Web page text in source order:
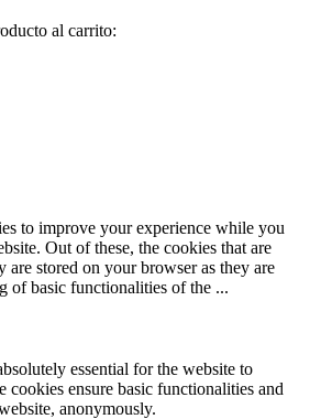
al carrito:
to improve your experience while you
Out of these, the cookies that are
are stored on your browser as they are
of basic functionalities of the ...
essential for the website to
cookies ensure basic functionalities and
anonymously.